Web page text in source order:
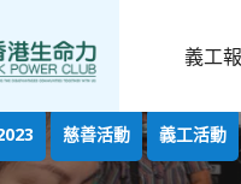
義工
慈善活動 義工活動